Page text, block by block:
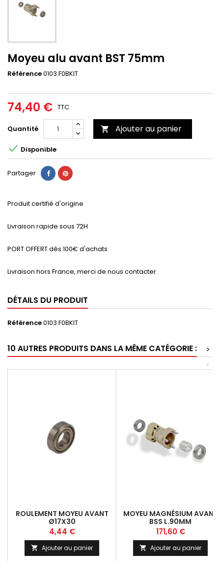
Moyeu alu avant BST 75mm
Référence0103.F0BKIT
74,40 € TTC
Quantité  Ajouter au panier
 Disponible
Partager
Produit certifié d'origine
Livraison rapide sous 72H
PORT OFFERT dès 100€ d'achats
Livraison hors France, merci de nous contacter.
DÉTAILS DU PRODUIT
Référence0103.F0BKIT
10 AUTRES PRODUITS DANS LA MÊME CATÉGORIE :
>
<
ROULEMENT MOYEU AVANT
Ø17X30
Prix
4,44 €
 Ajouter au panier
MOYEU MAGNÉSIUM AVANT
BSS L.90MM
Prix
171,60 €
 Ajouter au panier